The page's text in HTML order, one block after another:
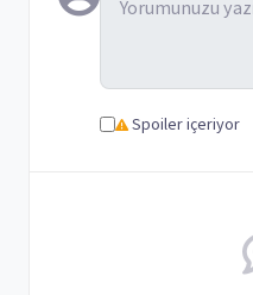
Spoiler içeriyor